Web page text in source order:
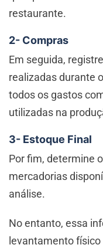
restaurante.
2- Compras
Em seguida,
realizadas durante
todos os gastos
utilizadas na
3- Estoque Final
Por fim, determine
mercadorias
análise.
No entanto, essa
levantamento